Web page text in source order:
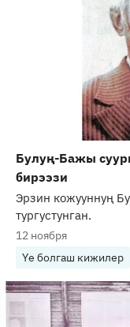
Булуң-Бажы
бирээзи
Эрзин кожууннуң
тургустунган.
12 ноября
Үе болгаш кижилер